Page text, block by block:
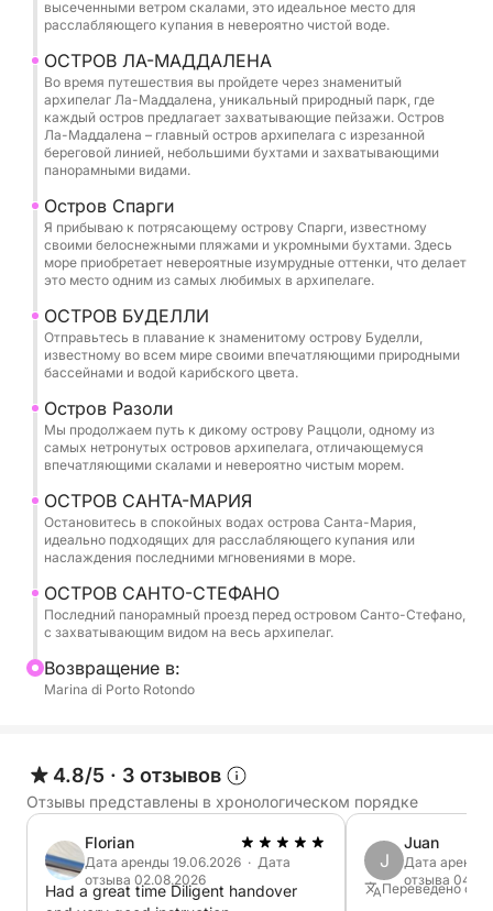
гладью. Каждая остановка предлагает разные
виды: высеченные ветром скалы, небольшие
укромные бухты и кристально чистую воду, где
идеально видно морское дно. Во второй
половине дня вы можете отправиться в
спокойные воды у Санта-Марии, идеально
подходящие для последнего купания перед
возвращением.
Что делает это путешествие по-настоящему
особенным, так это абсолютная свобода,
которую может предложить только шлюпка. Вы
не привязаны к жесткому маршруту: вы можете
сами решать, где остановиться, как долго
отличие от традиционных, переполненных
экскурсий, здесь вы по-настоящему ощутите
море, в просторе, тишине и уединении. Наша
шлюпка спроектирована для комфорта и
безопасности, что позволяет вам достигать бухт,
недоступных для многих больших судов.
ощущение единства с природой, слушание только
звука волн и открытие мест, которые навсегда
останутся в вашей памяти. Это идеальный
вариант для пар, семей или групп друзей,
Аренда нашей лодки превратит обычный день на
пляже в настоящее приключение среди чудес
архипелага. Каждый маршрут станет открытием,
каждая бухта — историей, которую стоит
рассказать. А когда солнце начнет садиться за
высеченными ветром скалами, это идеальное место для
расслабляющего купания в невероятно чистой воде.
ОСТРОВ ЛА-МАДДАЛЕНА
Во время путешествия вы пройдете через знаменитый
архипелаг Ла-Маддалена, уникальный природный парк, где
каждый остров предлагает захватывающие пейзажи. Остров
Ла-Маддалена – главный остров архипелага с изрезанной
береговой линией, небольшими бухтами и захватывающими
панорамными видами.
Остров Спарги
Я прибываю к потрясающему острову Спарги, известному
своими белоснежными пляжами и укромными бухтами. Здесь
море приобретает невероятные изумрудные оттенки, что делает
это место одним из самых любимых в архипелаге.
ОСТРОВ БУДЕЛЛИ
Отправьтесь в плавание к знаменитому острову Буделли,
известному во всем мире своими впечатляющими природными
бассейнами и водой карибского цвета.
Остров Разоли
Мы продолжаем путь к дикому острову Раццоли, одному из
самых нетронутых островов архипелага, отличающемуся
впечатляющими скалами и невероятно чистым морем.
ОСТРОВ САНТА-МАРИЯ
Остановитесь в спокойных водах острова Санта-Мария,
идеально подходящих для расслабляющего купания или
наслаждения последними мгновениями в море.
ОСТРОВ САНТО-СТЕФАНО
Последний панорамный проезд перед островом Санто-Стефано,
с захватывающим видом на весь архипелаг.
Bозвращение в:
Marina di Porto Rotondo
4.8/5 · 3 отзывов
Отзывы представлены в хронологическом порядке
Florian
Дата аренды 19.06.2026 · Дата
отзыва 02.08.2026
Had a great time Diligent handover
J
Juan
Дата аренды
отзыва
Переведено с